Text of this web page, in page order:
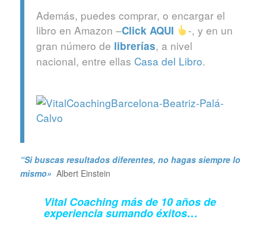
Además, puedes comprar, o encargar el
libro en Amazon –Click AQUI
-, y en un
gran número de librerías, a nivel
nacional, entre ellas Casa del Libro.
“Si buscas resultados diferentes, no hagas siempre lo
mismo» Albert Einstein
Vital Coaching más de 10 años de
experiencia sumando éxitos…